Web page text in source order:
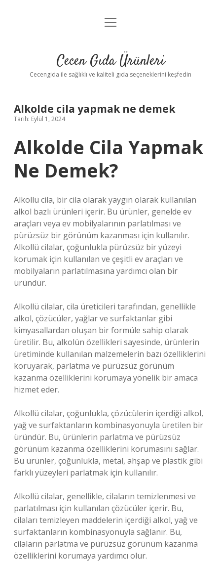
Anasayfa
Yasal Uyarı
menüyü
Cecen Gıda Ürünleri
Cecengida ile sağlıklı ve kaliteli gıda seçeneklerini keşfedin
Alkolde cila yapmak ne demek
Tarih: Eylül 1, 2024
Alkolde Cila Yapmak
Ne Demek?
Alkollü cila, bir cila olarak yaygın olarak kullanılan
alkol bazlı ürünleri içerir. Bu ürünler, genelde ev
araçları veya ev mobilyalarının parlatılması ve
pürüzsüz bir görünüm kazanması için kullanılır.
Alkollü cilalar, çoğunlukla pürüzsüz bir yüzeyi
korumak için kullanılan ve çeşitli ev araçları ve
mobilyaların parlatılmasına yardımcı olan bir
üründür.
Alkollü cilalar, cila üreticileri tarafından, genellikle
alkol, çözücüler, yağlar ve surfaktanlar gibi
kimyasallardan oluşan bir formüle sahip olarak
üretilir. Bu, alkolün özellikleri sayesinde, ürünlerin
üretiminde kullanılan malzemelerin bazı özelliklerini
koruyarak, parlatma ve pürüzsüz görünüm
kazanma özelliklerini korumaya yönelik bir amaca
hizmet eder.
Alkollü cilalar, çoğunlukla, çözücülerin içerdiği alkol,
yağ ve surfaktanların kombinasyonuyla üretilen bir
üründür. Bu, ürünlerin parlatma ve pürüzsüz
görünüm kazanma özelliklerini korumasını sağlar.
Bu ürünler, çoğunlukla, metal, ahşap ve plastik gibi
farklı yüzeyleri parlatmak için kullanılır.
Alkollü cilalar, genellikle, cilaların temizlenmesi ve
parlatılması için kullanılan çözücüler içerir. Bu,
cilaları temizleyen maddelerin içerdiği alkol, yağ ve
surfaktanların kombinasyonuyla sağlanır. Bu,
cilaların parlatma ve pürüzsüz görünüm kazanma
özelliklerini korumaya yardımcı olur.